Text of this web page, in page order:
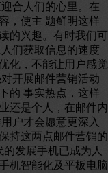
合人们的心里。在
，使主 题鲜明这样
的兴趣。有时我们可
们获取信息的速度
化，不能让用户感觉
开展邮件营销活动
的 事实热点，这样
还是个人，在邮件内
户才会愿意更深入
持这两点邮件营销的
发展手机已成为人
机智能化及平板电脑